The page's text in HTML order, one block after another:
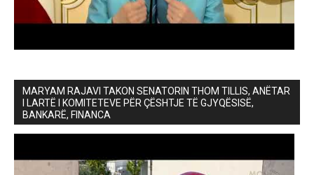
MARYAM RAJAVI TAKON SENATORIN THOM TILLIS, ANËTAR
I LARTË I KOMITETEVE PËR ÇËSHTJE TË GJYQËSISË,
BANKARË, FINANCA